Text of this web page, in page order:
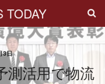
TODAY
3日
測活用で物流